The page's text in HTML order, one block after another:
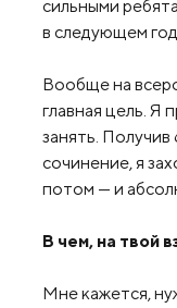
сильными
в следующем
Вообще на
главная цель. Я
занять. Получив
сочинение, я
потом — и
В чем, на твой
Мне кажется,